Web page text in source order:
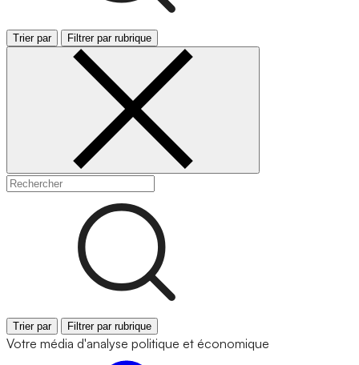
Trier par Filtrer par rubrique
Trier par Filtrer par rubrique
Votre média d'analyse politique et économique